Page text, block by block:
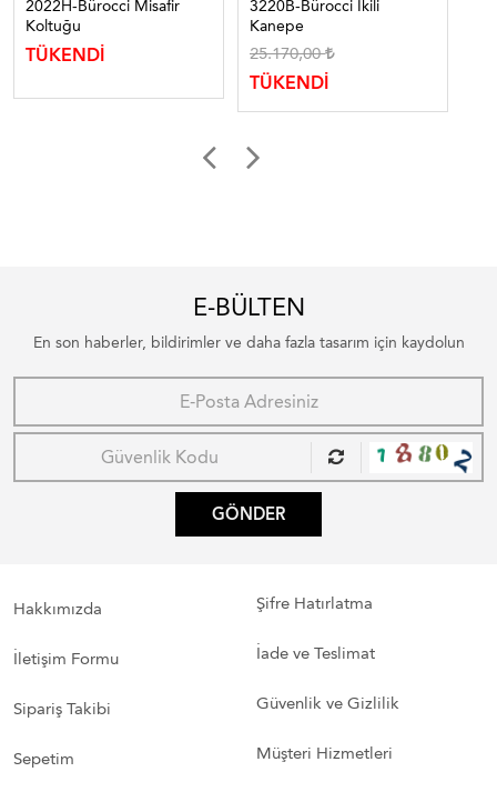
2022H-Bürocci Misafir
Koltuğu
TÜKENDİ
3220B-Bürocci İkili
Kanepe
25.170,00
TÜKENDİ
E-BÜLTEN
En son haberler, bildirimler ve daha fazla tasarım için kaydolun
GÖNDER
Hakkımızda
İletişim Formu
Sipariş Takibi
Sepetim
Şifre Hatırlatma
İade ve Teslimat
Güvenlik ve Gizlilik
Müşteri Hizmetleri